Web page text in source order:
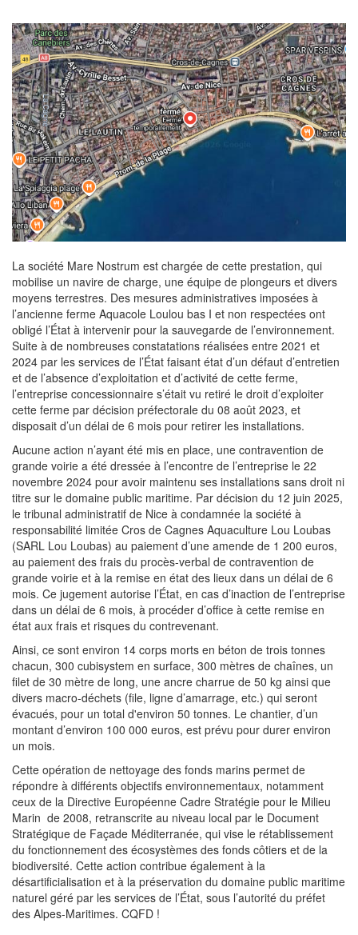
La société Mare Nostrum est chargée de cette prestation, qui
mobilise un navire de charge, une équipe de plongeurs et divers
moyens terrestres. Des mesures administratives imposées à
l’ancienne ferme Aquacole Loulou bas I et non respectées ont
obligé l’État à intervenir pour la sauvegarde de l’environnement.
Suite à de nombreuses constatations réalisées entre 2021 et
2024 par les services de l’État faisant état d’un défaut d’entretien
et de l’absence d’exploitation et d’activité de cette ferme,
l’entreprise concessionnaire s’était vu retiré le droit d’exploiter
cette ferme par décision préfectorale du 08 août 2023, et
disposait d’un délai de 6 mois pour retirer les installations.
Aucune action n’ayant été mis en place, une contravention de
grande voirie a été dressée à l’encontre de l’entreprise le 22
novembre 2024 pour avoir maintenu ses installations sans droit ni
titre sur le domaine public maritime. Par décision du 12 juin 2025,
le tribunal administratif de Nice à condamnée la société à
responsabilité limitée Cros de Cagnes Aquaculture Lou Loubas
(SARL Lou Loubas) au paiement d’une amende de 1 200 euros,
au paiement des frais du procès-verbal de contravention de
grande voirie et à la remise en état des lieux dans un délai de 6
mois. Ce jugement autorise l’État, en cas d’inaction de l’entreprise
dans un délai de 6 mois, à procéder d’office à cette remise en
état aux frais et risques du contrevenant.
Ainsi, ce sont environ 14 corps morts en béton de trois tonnes
chacun, 300 cubisystem en surface, 300 mètres de chaînes, un
filet de 30 mètre de long, une ancre charrue de 50 kg ainsi que
divers macro-déchets (file, ligne d’amarrage, etc.) qui seront
évacués, pour un total d'environ 50 tonnes. Le chantier, d’un
montant d’environ 100 000 euros, est prévu pour durer environ
un mois.
Cette opération de nettoyage des fonds marins permet de
répondre à différents objectifs environnementaux, notamment
ceux de la Directive Européenne Cadre Stratégie pour le Milieu
Marin de 2008, retranscrite au niveau local par le Document
Stratégique de Façade Méditerranée, qui vise le rétablissement
du fonctionnement des écosystèmes des fonds côtiers et de la
biodiversité. Cette action contribue également à la
désartificialisation et à la préservation du domaine public maritime
naturel géré par les services de l’État, sous l’autorité du préfet
des Alpes-Maritimes. CQFD !